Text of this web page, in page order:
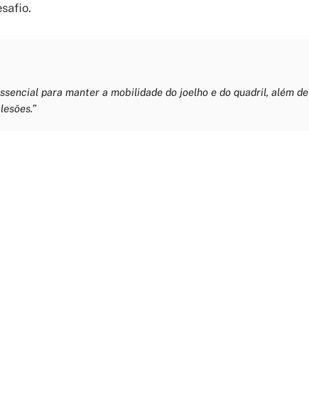
para manter a mobilidade do joelho e do quadril, além de